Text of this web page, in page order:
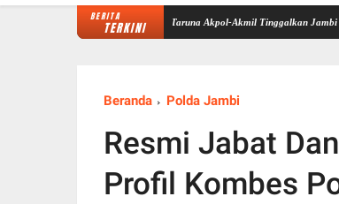
BERITA
TERKINI
di Sekolah Rakyat Selesai, Taruna Akpol-Akmil Tinggalkan Jambi
Beranda Polda Jambi
Resmi Jabat
Profil Kombes